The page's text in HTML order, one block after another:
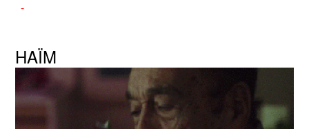
HAÏM